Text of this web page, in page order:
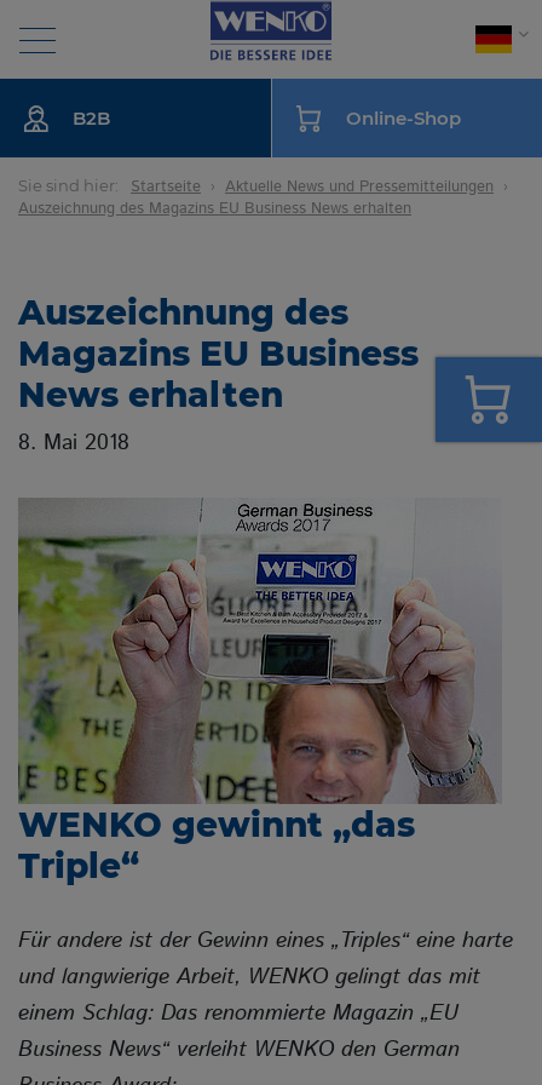
Suche
WÄSCHE
WOHNEN
NACHHALTIGKEIT
NEUHEITEN
UNTERNEHMEN
KARRIERE
NEWS
KONTAKT
B2B Online-Shop
Sie sind hier: Startseite
Aktuelle News und Pressemitteilungen
Auszeichnung des Magazins EU Business News erhalten
Auszeichnung des
Magazins EU Business
News erhalten
8. Mai 2018
WENKO gewinnt „das
Triple“
Für andere ist der Gewinn eines „Triples“ eine harte
und langwierige Arbeit, WENKO gelingt das mit
einem Schlag: Das renommierte Magazin „EU
Business News“ verleiht WENKO den German